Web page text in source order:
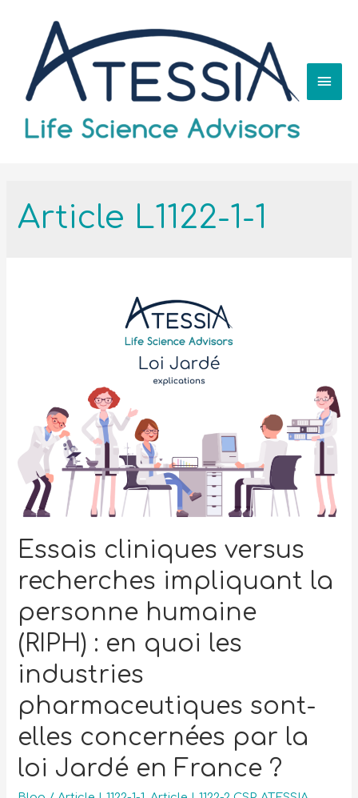
Article L1122-1-1
Essais cliniques versus
recherches impliquant la
personne humaine
(RIPH) : en quoi les
industries
pharmaceutiques sont-
elles concernées par la
loi Jardé en France ?